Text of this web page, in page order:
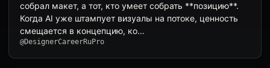
собрал макет, а тот, кто умеет собрать **позицию**.
Когда AI уже штампует визуалы на потоке, ценность
смещается в концепцию, ко…
@DesignerCareerRuPro